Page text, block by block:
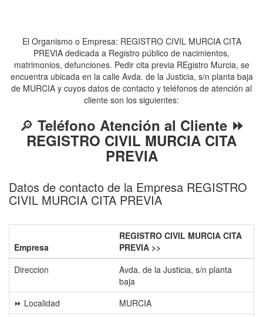
El Organismo o Empresa: REGISTRO CIVIL MURCIA CITA
PREVIA dedicada a Registro público de nacimientos,
matrimonios, defunciones. Pedir cita previa REgistro Murcia, se
encuentra ubicada en la calle Avda. de la Justicia, s/n planta baja
de MURCIA y cuyos datos de contacto y teléfonos de atención al
cliente son los siguientes:
🔎 Teléfono Atención al Cliente ⏩
REGISTRO CIVIL MURCIA CITA
PREVIA
Datos de contacto de la Empresa REGISTRO
CIVIL MURCIA CITA PREVIA
Empresa
REGISTRO CIVIL MURCIA CITA
PREVIA >>
Direccion
Avda. de la Justicia, s/n planta
baja
⏩ Localidad
MURCIA